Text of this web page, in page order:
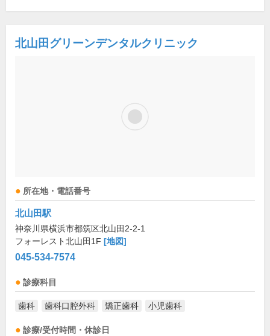
北山田グリーンデンタルクリニック
所在地・電話番号
北山田駅
神奈川県横浜市都筑区北山田2-2-1
フォーレスト北山田1F [地図]
045-534-7574
診療科目
歯科 歯科口腔外科 矯正歯科 小児歯科
診療/受付時間・休診日